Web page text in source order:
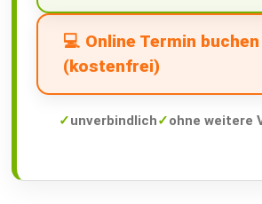
💻 Online Termin buchen
(kostenfrei)
✓unverbindlich✓ohne weitere